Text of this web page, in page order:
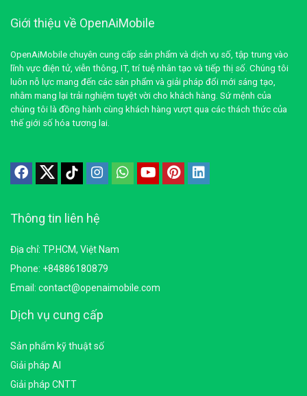
Giới thiệu về OpenAiMobile
OpenAiMobile chuyên cung cấp sản phẩm và dịch vụ số, tập trung vào
lĩnh vực điện tử, viễn thông, IT, trí tuệ nhân tạo và tiếp thị số. Chúng tôi
luôn nỗ lực mang đến các sản phẩm và giải pháp đổi mới sáng tạo,
nhằm mang lại trải nghiệm tuyệt vời cho khách hàng. Sứ mệnh của
chúng tôi là đồng hành cùng khách hàng vượt qua các thách thức của
thế giới số hóa tương lai.
Thông tin liên hệ
Địa chỉ: TP.HCM, Việt Nam
Phone: +84886180879
Email: contact@openaimobile.com
Dịch vụ cung cấp
Sản phẩm kỹ thuật số
Giải pháp AI
Giải pháp CNTT